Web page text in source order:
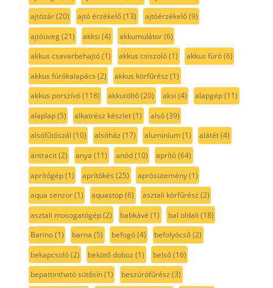
ajtózár(20) ajtó érzékelő(13) ajtóérzékelő(9)
ajtóüveg(21) akksi (4) akkumulátor(6)
akkus csavarbehajtó(1) akkus csiszoló(1) akkus fúró(6)
akkus fúrókalapács (2) akkus körfűrész (1)
akkus porszívó(118) akkutöltő(20) aksi (4) alapgép(11)
alaplap(5) alkatrész készlet(1) alsó(39)
alsófűtőszál (10) alsóház (17) aluminium(1) alátét(4)
antracit(2) anya (11) anód(10) aprító(64)
aprítógép(1) aprítókés (25) aprósütemény(1)
aqua senzor(1) aquastop(6) asztali körfűrész (2)
asztali mosogatógép(2) babkávé (1) bal oldali (18)
Barino(1) barna (5) befogó(4) befolyócső(2)
bekapcsoló(2) bekötő doboz (1) belső(16)
bepattintható sütősín(1) beszúrófűrész (3)